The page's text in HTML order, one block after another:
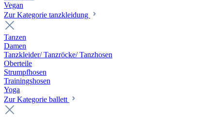
Vegan
Zur Kategorie tanzkleidung
Tanzen
Damen
Tanzkleider/ Tanzröcke/ Tanzhosen
Oberteile
Strumpfhosen
Trainingshosen
Yoga
Zur Kategorie ballett